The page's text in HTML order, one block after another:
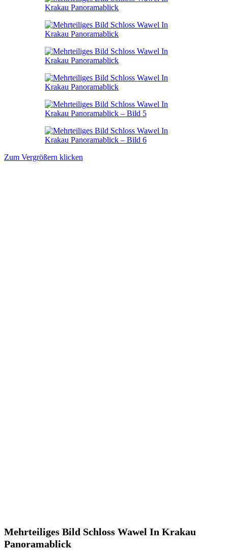
Zum Vergrößern klicken
Mehrteiliges Bild Schloss Wawel In Krakau
Panoramablick